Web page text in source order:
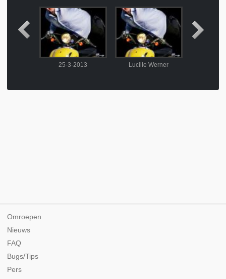
25-3-2013 Lucille Werner
Omroepen
Nieuws
FAQ
Bugs/Tips
Pers